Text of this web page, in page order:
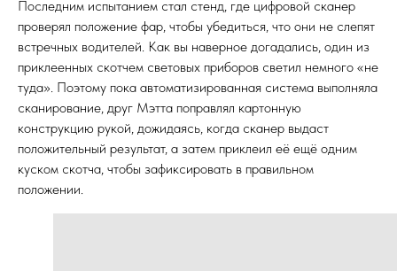
Последним испытанием стал стенд, где цифровой сканер
проверял положение фар, чтобы убедиться, что они не слепят
встречных водителей. Как вы наверное догадались, один из
приклеенных скотчем световых приборов светил немного «не
туда». Поэтому пока автоматизированная система выполняла
сканирование, друг Мэтта поправлял картонную
конструкцию рукой, дожидаясь, когда сканер выдаст
положительный результат, а затем приклеил её ещё одним
куском скотча, чтобы зафиксировать в правильном
положении.